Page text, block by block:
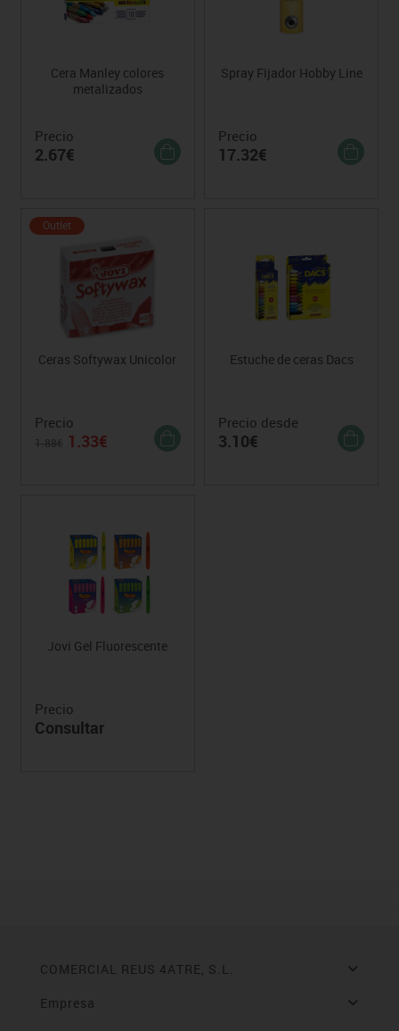
Cera Manley colores
metalizados
Precio
2.67€
Spray Fijador Hobby Line
Precio
17.32€
Outlet
Ceras Softywax Unicolor
Precio
1.33€
Estuche de ceras Dacs
Precio desde
3.10€
Jovi Gel Fluorescente
Precio
Consultar
COMERCIAL REUS 4ATRE, S.L.
Empresa